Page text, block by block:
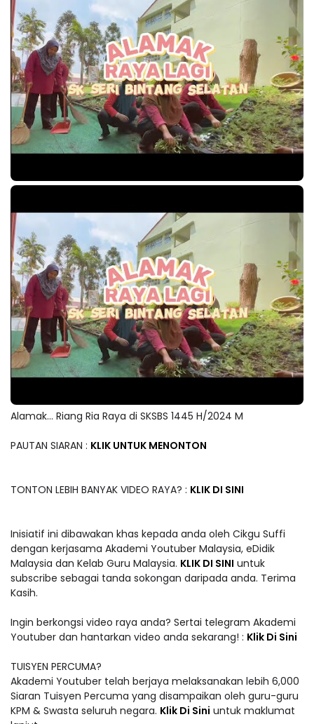
Alamak... Riang Ria Raya di SKSBS 1445 H/2024 M
PAUTAN SIARAN : KLIK UNTUK MENONTON
TONTON LEBIH BANYAK VIDEO RAYA? : KLIK DI SINI
Inisiatif ini dibawakan khas kepada anda oleh Cikgu Suffi
dengan kerjasama Akademi Youtuber Malaysia, eDidik
Malaysia dan Kelab Guru Malaysia. KLIK DI SINI untuk
subscribe sebagai tanda sokongan daripada anda. Terima
Kasih.
Ingin berkongsi video raya anda? Sertai telegram Akademi
Youtuber dan hantarkan video anda sekarang! : Klik Di Sini
TUISYEN PERCUMA?
Akademi Youtuber telah berjaya melaksanakan lebih 6,000
Siaran Tuisyen Percuma yang disampaikan oleh guru-guru
KPM & Swasta seluruh negara. Klik Di Sini untuk maklumat